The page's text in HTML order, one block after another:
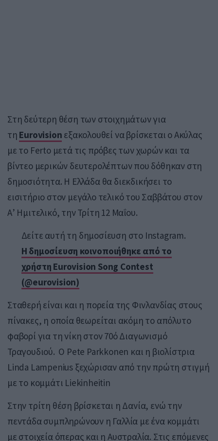
Στη δεύτερη θέση των στοιχημάτων για
τη Eurovision εξακολουθεί να βρίσκεται ο Ακύλας
με το Ferto μετά τις πρόβες των χωρών και τα
βίντεο μερικών δευτερολέπτων που δόθηκαν στη
δημοσιότητα. Η Ελλάδα θα διεκδικήσει το
εισιτήριο στον μεγάλο τελικό του Σαββάτου στον
Α’ Ημιτελικό, την Τρίτη 12 Μαΐου.
Δείτε αυτή τη δημοσίευση στο Instagram.
Η δημοσίευση κοινοποιήθηκε από το
χρήστη Eurovision Song Contest
(@eurovision)
Σταθερή είναι και η πορεία της Φινλανδίας στους
πίνακες, η οποία θεωρείται ακόμη το απόλυτο
φαβορί για τη νίκη στον 70ό Διαγωνισμό
Τραγουδιού. Ο Pete Parkkonen και η βιολίστρια
Linda Lampenius ξεχώρισαν από την πρώτη στιγμή
με το κομμάτι Liekinheitin
Στην τρίτη θέση βρίσκεται η Δανία, ενώ την
πεντάδα συμπληρώνουν η Γαλλία με ένα κομμάτι
με στοιχεία όπερας και η Αυστραλία. Στις επόμενες